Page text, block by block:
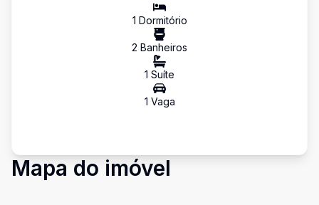
1 Dormitório
2 Banheiros
1 Suíte
1 Vaga
Mapa do imóvel